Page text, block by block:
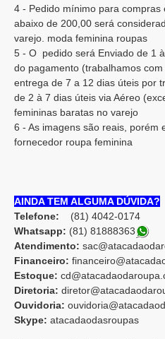
4 - Pedido mínimo para compras
abaixo de 200,00 será
varejo. moda feminina roupas
5 - O pedido será Enviado de 1
do pagamento (trabalhamos
entrega de 7 a 12 dias úteis por
de 2 à 7 dias úteis via Aéreo
femininas baratas no varejo
6 - As imagens são reais, porém
fornecedor roupa feminina
AINDA TEM ALGUMA DÚVIDA?
Telefone: (81) 4042-0174
Whatsapp: (81) 81888363
Atendimento:
Financeiro:
Estoque:
Diretoria:
Ouvidoria:
Skype: atacadaodasroupas